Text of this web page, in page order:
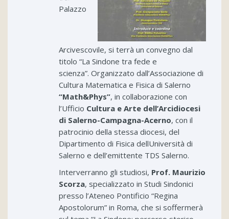
Palazzo
Arcivescovile, si terrà un convegno dal
titolo “La Sindone tra fede e
scienza”. Organizzato dall’Associazione di
Cultura Matematica e Fisica di Salerno
“Math&Phys”, in collaborazione con
l’Ufficio Cultura e Arte dell’Arcidiocesi
di Salerno-Campagna-Acerno, con il
patrocinio della stessa diocesi, del
Dipartimento di Fisica dellUniversità di
Salerno e dell’emittente TDS Salerno.
Interverranno gli studiosi, Prof. Maurizio
Scorza, specializzato in Studi Sindonici
presso l’Ateneo Pontificio “Regina
Apostolorum” in Roma, che si soffermerà